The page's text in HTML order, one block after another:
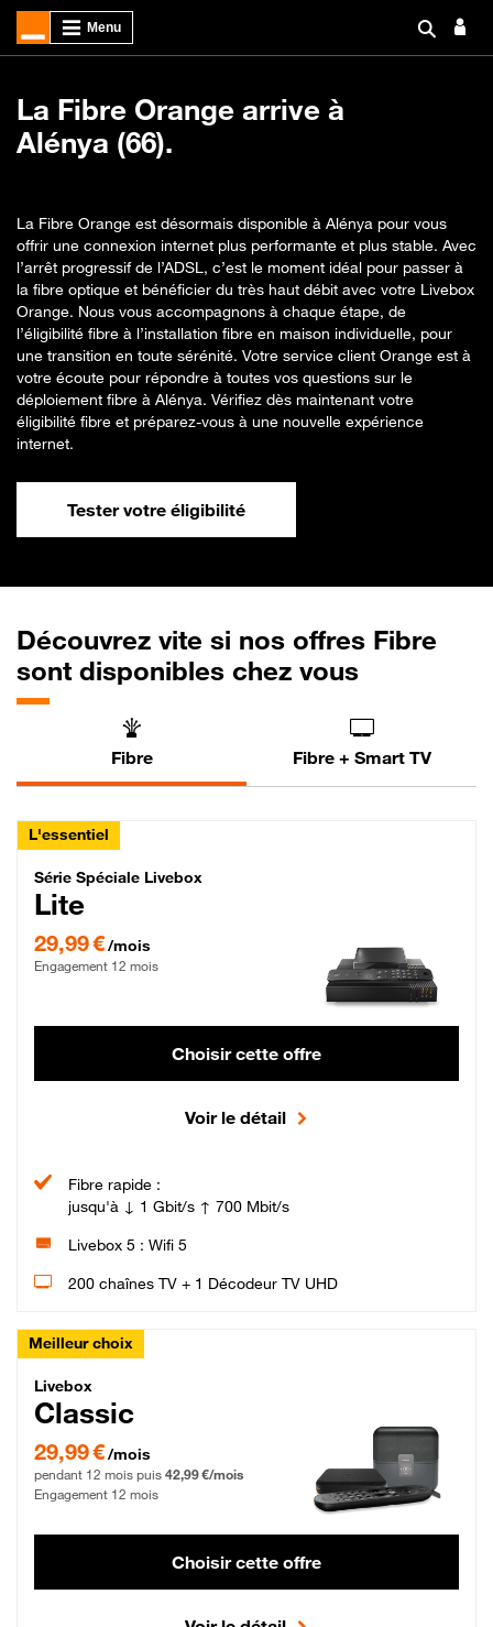
La Fibre Orange arrive à
Alénya (66).
La Fibre Orange est désormais disponible à Alénya pour vous
offrir une connexion internet plus performante et plus stable. Avec
l’arrêt progressif de l’ADSL, c’est le moment idéal pour passer à
la fibre optique et bénéficier du très haut débit avec votre Livebox
Orange. Nous vous accompagnons à chaque étape, de
l’éligibilité fibre à l’installation fibre en maison individuelle, pour
une transition en toute sérénité. Votre service client Orange est à
votre écoute pour répondre à toutes vos questions sur le
déploiement fibre à Alénya. Vérifiez dès maintenant votre
éligibilité fibre et préparez-vous à une nouvelle expérience
internet.
Tester votre éligibilité
Découvrez vite si nos offres Fibre
sont disponibles chez vous
Fibre Fibre + Smart TV
L'essentiel
Série Spéciale Livebox Lite Fibre
Série Spéciale Livebox
Lite
29,99 €/mois
Engagement 12 mois
Choisir cette offre
Voir le détail
Fibre rapide :
jusqu'à ↓ 1 Gbit/s ↑ 700 Mbit/s
Livebox 5 : Wifi 5
200 chaînes TV + 1 Décodeur TV UHD
Meilleur choix
Livebox Classic Fibre
Livebox
Classic
29,99 € par mois pendant 12 mois puis 42,99 € par mois, Engagement 12 mois
29,99 €/mois
pendant 12 mois puis 42,99 €/mois
Engagement 12 mois
Choisir cette offre